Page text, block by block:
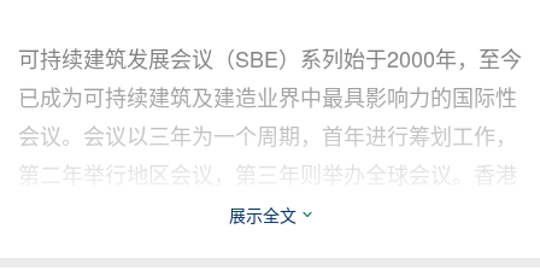
可持续建筑发展会议（SBE）系列始于2000年，至今
已成为可持续建筑及建造业界中最具影响力的国际性
会议。会议以三年为一个周期，首年进行筹划工作，
第二年举行地区会议，第三年则举办全球会议。香港
成功争取2015-2017年度全球会议的主办权，并由建
展示全文